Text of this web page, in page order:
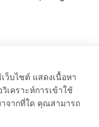
ว็บไซต์ แสดงเนื้อหา
เคราะห์การเข้าใช้
าจากที่ใด คุณสามารถ